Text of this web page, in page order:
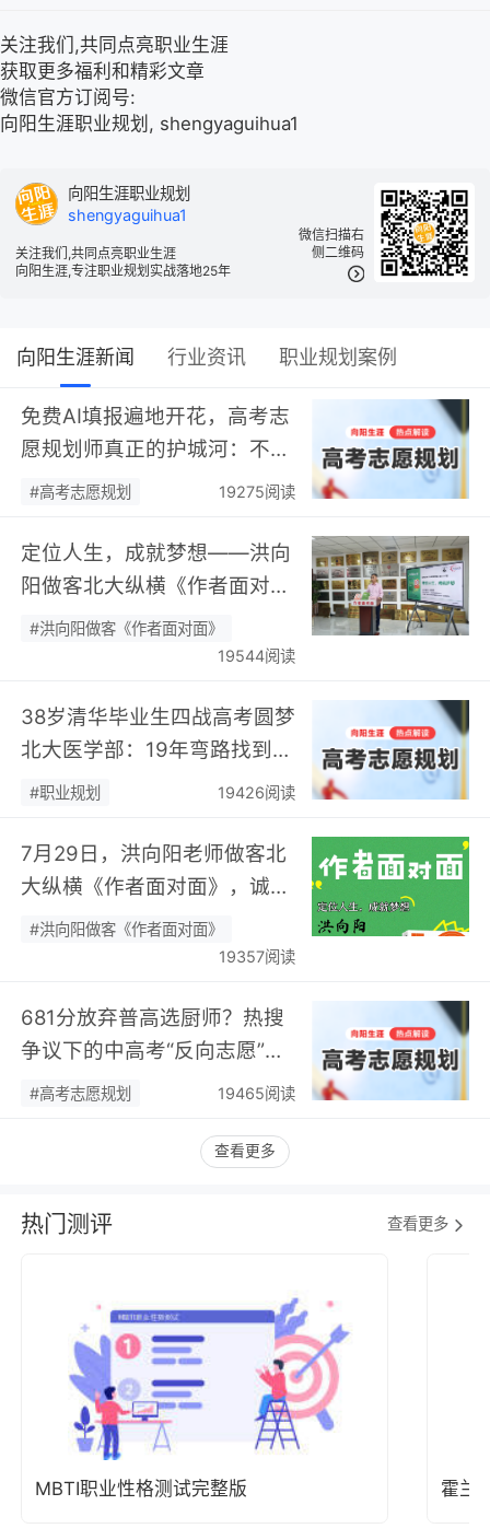
关注我们,共同点亮职业生涯
获取更多福利和精彩文章
微信官方订阅号:
向阳生涯职业规划, shengyaguihua1
微信扫描右
侧二维码
向阳生涯职业规划
shengyaguihua1
关注我们,共同点亮职业生涯
向阳生涯,专注职业规划实战落地25年
向阳生涯新闻 行业资讯 职业规划案例
免费AI填报遍地开花，高考志
愿规划师真正的护城河：不靠
数据，靠“人”…
#高考志愿规划 19275阅读
定位人生，成就梦想——洪向
阳做客北大纵横《作者面对
面》开展职业规划专题分享…
#洪向阳做客《作者面对面》
19544阅读
38岁清华毕业生四战高考圆梦
北大医学部：19年弯路找到终
身热爱，可幸又可惜！…
#职业规划 19426阅读
7月29日，洪向阳老师做客北
大纵横《作者面对面》，诚邀
您现场相聚！…
#洪向阳做客《作者面对面》
19357阅读
681分放弃普高选厨师？热搜
争议下的中高考“反向志愿”
潮，藏着职业规划新逻辑…
#高考志愿规划 19465阅读
查看更多
热门测评 查看更多
MBTI职业性格测试完整版 霍兰